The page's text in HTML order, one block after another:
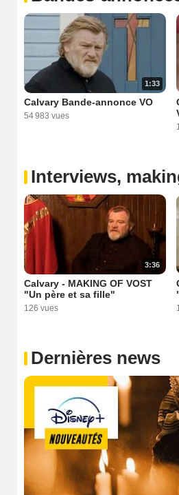
1:33
Calvary Bande-annonce VO
54 983 vues
Interviews,
3:36
Calvary - MAKING OF VOST
"Un père et sa fille"
126 vues
Dernières news